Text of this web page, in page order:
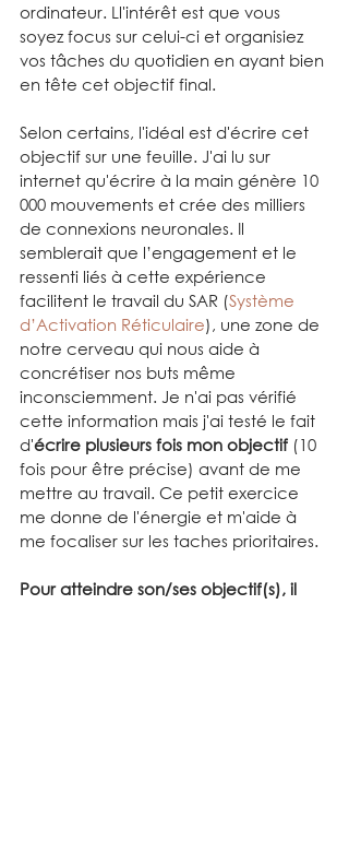
ordinateur. Ll'intérêt est que vous
soyez focus sur celui-ci et organisiez
vos tâches du quotidien en ayant bien
en tête cet objectif final.
Selon certains, l'idéal est d'écrire cet
objectif sur une feuille. J'ai lu sur
internet qu'écrire à la main génère 10
000 mouvements et crée des milliers
de connexions neuronales. Il
semblerait que l’engagement et le
ressenti liés à cette expérience
facilitent le travail du SAR (Système
d’Activation Réticulaire), une zone de
notre cerveau qui nous aide à
concrétiser nos buts même
inconsciemment. Je n'ai pas vérifié
cette information mais j'ai testé le fait
d'écrire plusieurs fois mon objectif (10
fois pour être précise) avant de me
mettre au travail. Ce petit exercice
me donne de l'énergie et m'aide à
me focaliser sur les taches prioritaires.
Pour atteindre son/ses objectif(s), il